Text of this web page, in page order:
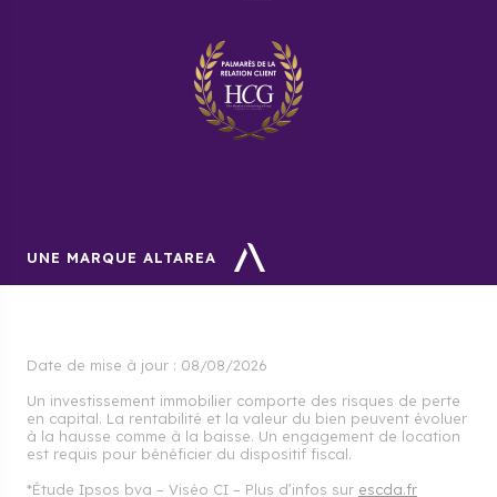
UNE MARQUE ALTAREA
Date de mise à jour : 08/08/2026
Un investissement immobilier comporte des risques de perte
en capital. La rentabilité et la valeur du bien peuvent évoluer
à la hausse comme à la baisse. Un engagement de location
est requis pour bénéficier du dispositif fiscal.
*Étude Ipsos bva – Viséo CI – Plus d’infos sur escda.fr